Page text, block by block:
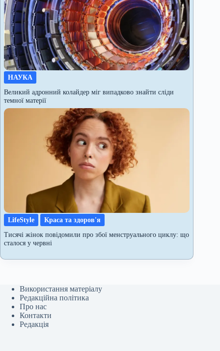
НАУКА
Великий адронний колайдер міг випадково знайти сліди
темної матерії
LifeStyle
Краса та здоров'я
Тисячі жінок повідомили про збої менструального циклу: що
сталося у червні
Використання матеріалу
Редакційна політика
Про нас
Контакти
Редакція